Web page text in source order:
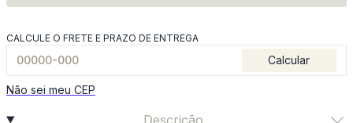
CALCULE O FRETE E PRAZO DE ENTREGA
Calcular
Não sei meu CEP
Descrição